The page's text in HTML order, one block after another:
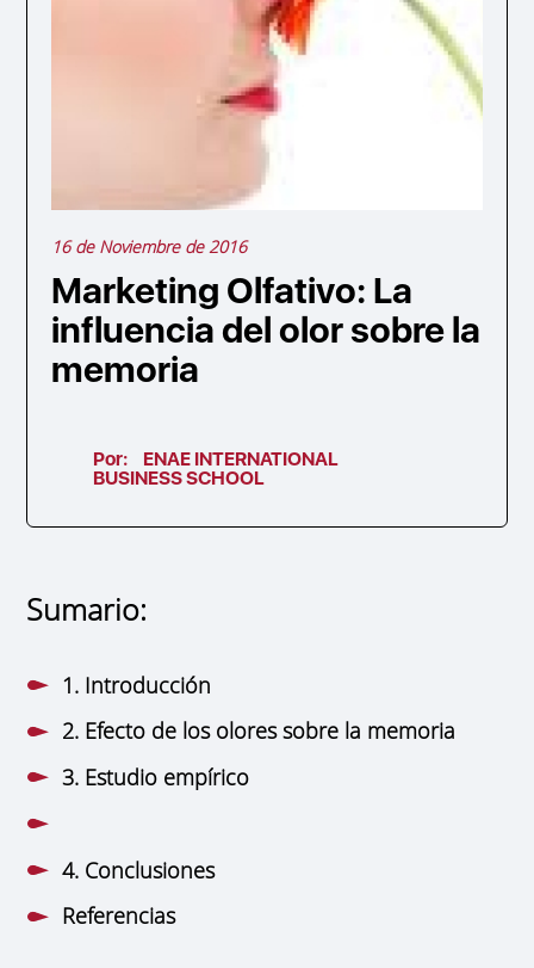
16 de Noviembre de 2016
Marketing Olfativo: La
influencia del olor sobre la
memoria
Por:
ENAE INTERNATIONAL
BUSINESS SCHOOL
Sumario:
1. Introducción
2. Efecto de los olores sobre la memoria
3. Estudio empírico
4. Conclusiones
Referencias